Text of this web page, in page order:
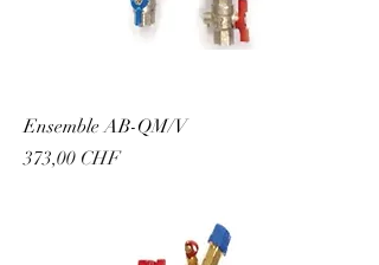
Ensemble AB-QM/V
Prix
373,00 CHF